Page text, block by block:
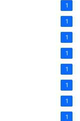
1
1
1
1
1
1
1
1